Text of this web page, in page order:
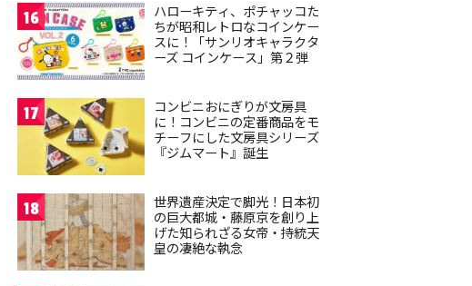
16
ハローキティ、ポチャッコた
ちが昭和レトロなコインケー
スに！「サンリオキャラクタ
ーズ コインケース」第２弾
17
コンビニおにぎりが文房具
に！コンビニの定番商品をモ
チーフにした文房具シリーズ
『ジムマート』誕生
18
世界遺産決定で脚光！日本初
の巨大都城・藤原京を創り上
げた知られざる女帝・持統天
皇の凄絶な執念